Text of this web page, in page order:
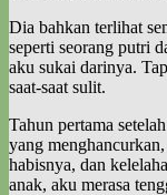
Dia bahkan terlihat
seperti seorang putri
aku sukai darinya.
saat-saat sulit.
Tahun pertama
yang
habisnya, dan
anak, aku merasa